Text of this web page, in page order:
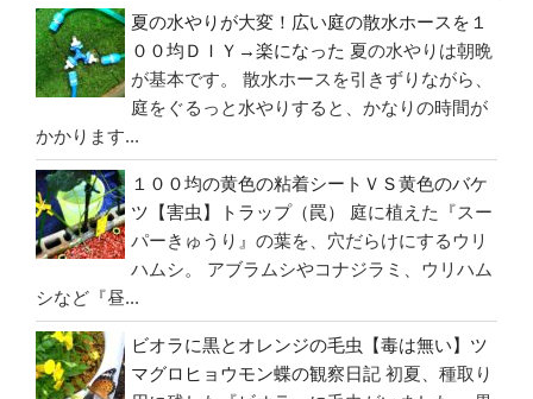
の
夏の水やりが大変！広い庭の散水ホースを１
００均ＤＩＹ→楽になった 夏の水やりは朝晩
が基本です。 散水ホースを引きずりながら、
庭をぐるっと水やりすると、かなりの時間が
かかります...
１００均の黄色の粘着シートＶＳ黄色のバケ
ツ【害虫】トラップ（罠）
庭に植えた『スー
パーきゅうり』の葉を、穴だらけにするウリ
ハムシ。 アブラムシやコナジラミ、ウリハム
シなど『昼...
ビオラに黒とオレンジの毛虫【毒は無い】ツ
マグロヒョウモン蝶の観察日記 初夏、種取り